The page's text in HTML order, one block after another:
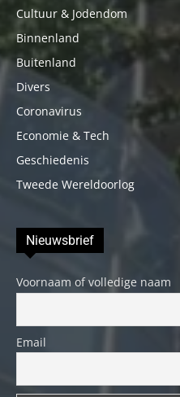
Cultuur & Jodendom
Binnenland
Buitenland
Divers
Coronavirus
Economie & Tech
Geschiedenis
Tweede Wereldoorlog
Nieuwsbrief
Voornaam of volledige naam
Email